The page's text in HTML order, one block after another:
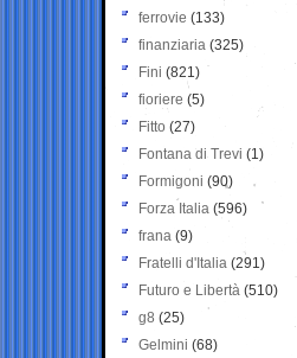
ferrovie (133)
finanziaria (325)
Fini (821)
fioriere (5)
Fitto (27)
Fontana di Trevi (1)
Formigoni (90)
Forza Italia (596)
frana (9)
Fratelli d'Italia (291)
Futuro e Libertà (510)
g8 (25)
Gelmini (68)